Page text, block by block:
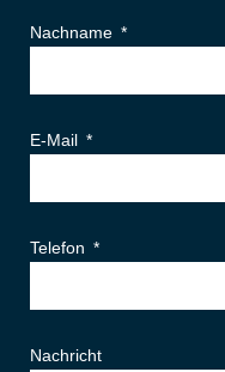
Nachname
E-Mail
Telefon
Nachricht